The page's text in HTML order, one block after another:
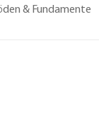
& Fundamente